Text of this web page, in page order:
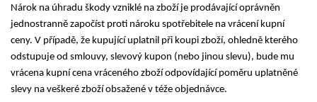
Nárok na úhradu škody vzniklé na zboží je prodávající oprávněn
jednostranně započíst proti nároku spotřebitele na vrácení kupní
ceny. V případě, že kupující uplatnil při koupi zboží, ohledně kterého
odstupuje od smlouvy, slevový kupon (nebo jinou slevu), bude mu
vrácena kupní cena vráceného zboží odpovídající poměru uplatněné
slevy na veškeré zboží obsažené v téže objednávce.